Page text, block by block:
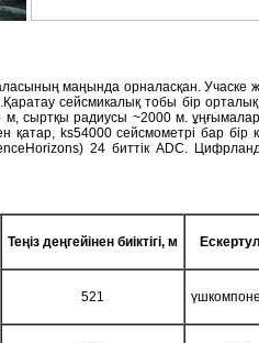
маңында орналасқан. Учаске
сейсмикалық тобы бір орталық
сыртқы радиусы ~2000 м.
қатар, ks54000 сейсмометрі бар бір
24 биттік ADC.
Теңіз деңгейінен биіктігі, м
521